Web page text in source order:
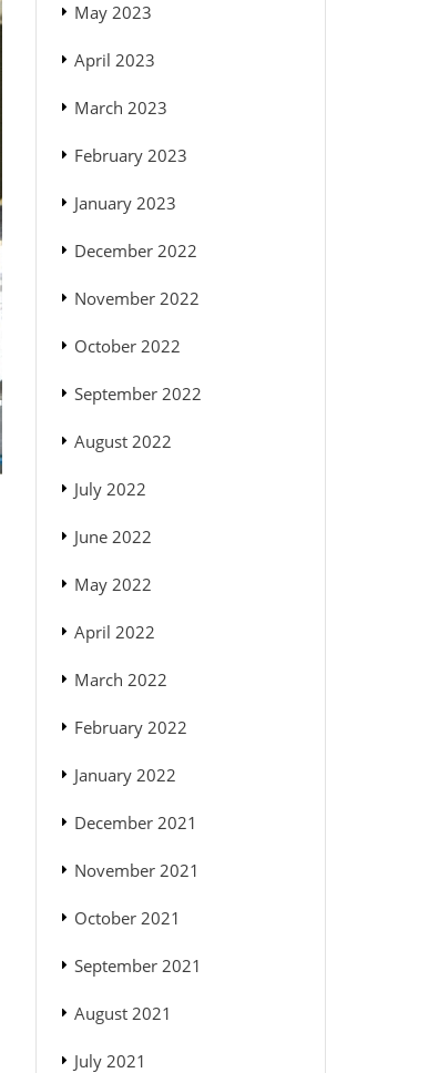
May 2023
April 2023
March 2023
February 2023
January 2023
December 2022
November 2022
October 2022
September 2022
August 2022
July 2022
June 2022
May 2022
April 2022
March 2022
February 2022
January 2022
December 2021
November 2021
October 2021
September 2021
August 2021
July 2021